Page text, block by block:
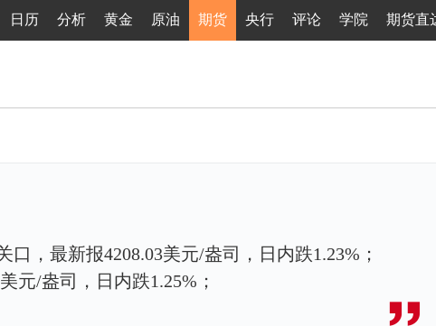
日历 分析 黄金 原油 期货 央行 评论 学院 期货直
，最新报4208.03美元/盎司，日内跌1.23%；
元/盎司，日内跌1.25%；